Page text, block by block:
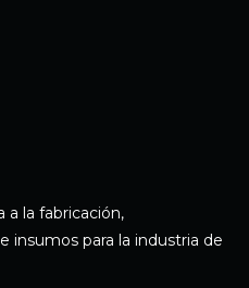
a la fabricación,
insumos para la industria de